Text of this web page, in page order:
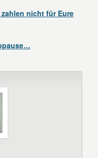
nicht für Eure